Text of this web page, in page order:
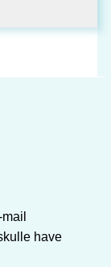
have